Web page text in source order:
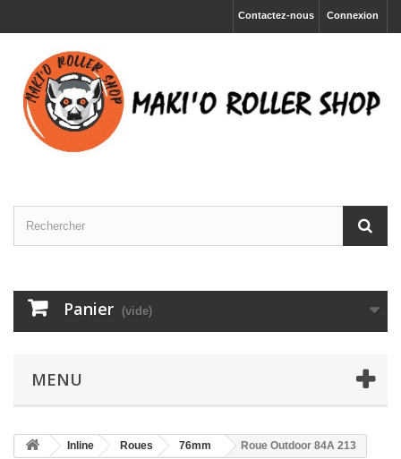
Connexion
Contactez-nous
Panier (vide)
MENU
Inline Roues 76mm Roue Outdoor 84A 213